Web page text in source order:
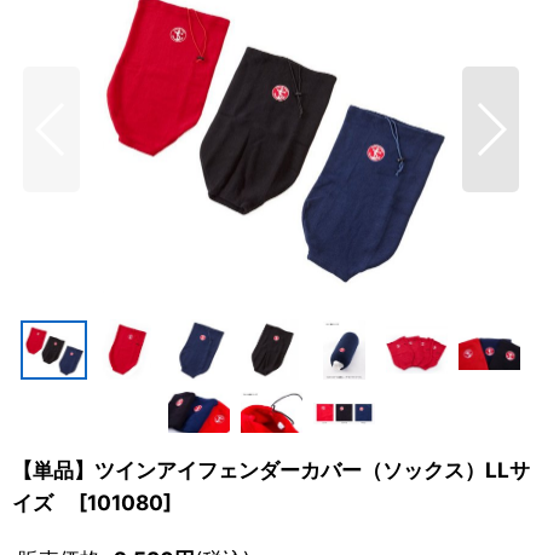
【単品】ツインアイフェンダーカバー（ソックス）LLサ
イズ
[101080]